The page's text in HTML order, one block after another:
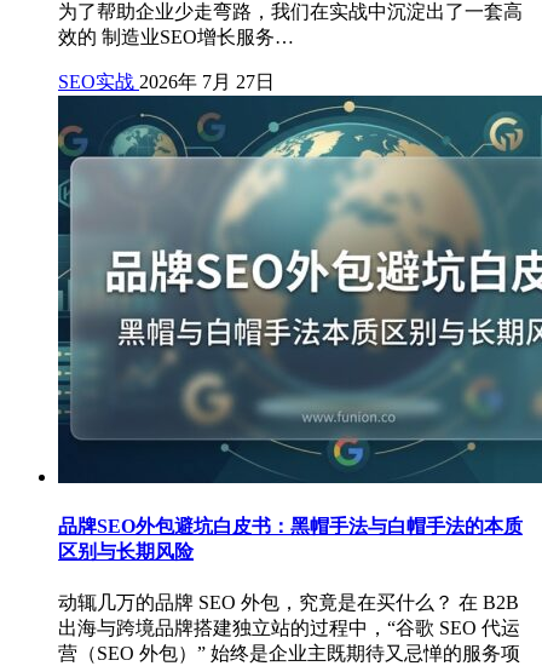
为了帮助企业少走弯路，我们在实战中沉淀出了一套高
效的 制造业SEO增长服务…
SEO实战 2026年 7月 27日
品牌SEO外包避坑白皮书：黑帽手法与白帽手法的本质
区别与长期风险
动辄几万的品牌 SEO 外包，究竟是在买什么？ 在 B2B
出海与跨境品牌搭建独立站的过程中，“谷歌 SEO 代运
营（SEO 外包）” 始终是企业主既期待又忌惮的服务项